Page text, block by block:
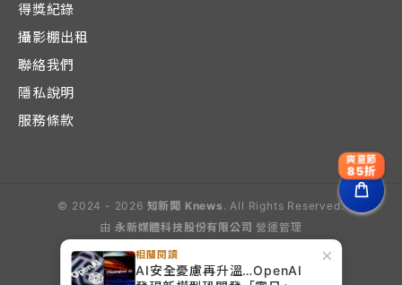
×
相關閱讀
AI安全憂慮再升溫…OpenAI
得獎紀錄
攝影棚出租
聯絡我們
隱私說明
服務條款
© 2024 - 2026 知新聞 Knews . All Rights Reserved.
由 永新媒體科技股份有限公司 營運管理
爽夏節
85折